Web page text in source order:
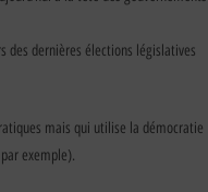
des dernières élections législatives
mais qui utilise la démocratie
exemple).